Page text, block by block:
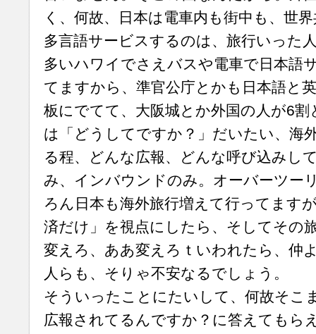
く、何故、日本は電車内も街中も、世
多言語サービスするのは、旅行いった
多いハワイでさえバスや電車で日本語
てますから、準官公庁とかも日本語と
板にでてて、大阪城とか外国の人が6
は「どうしてですか？」だいたい、海
る程、どんな広報、どんな呼び込みし
み、インバウンドのみ。オーバーツー
ろん日本も海外旅行増えて行ってます
済だけ」を視点にしたら、そしてその
変えろ、ああ変えろｔいわれたら、仲
人らも、そりゃ不安なるでしょう。
そういったことにたいして、何故そこ
広報されてるんですか？に答えてもら